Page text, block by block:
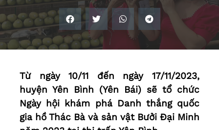
Từ ngày 10/11 đến ngày 17/11/2023,
huyện Yên Bình (Yên Bái) sẽ tổ chức
Ngày hội khám phá Danh thắng quốc
gia hồ Thác Bà và sản vật Bưởi Đại Minh